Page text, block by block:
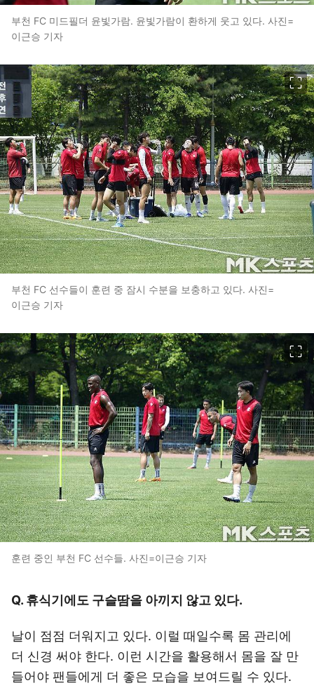
부천 FC 미드필더 윤빛가람. 윤빛가람이 환하게 웃고 있다. 사진=
이근승 기자
부천 FC 선수들이 훈련 중 잠시 수분을 보충하고 있다. 사진=
이근승 기자
훈련 중인 부천 FC 선수들. 사진=이근승 기자
Q. 휴식기에도 구슬땀을 아끼지 않고 있다.
날이 점점 더워지고 있다. 이럴 때일수록 몸 관리에
더 신경 써야 한다. 이런 시간을 활용해서 몸을 잘 만
들어야 팬들에게 더 좋은 모습을 보여드릴 수 있다.